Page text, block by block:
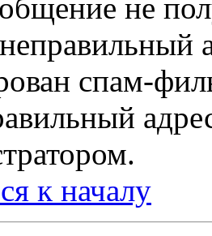
не
спам-
к началу